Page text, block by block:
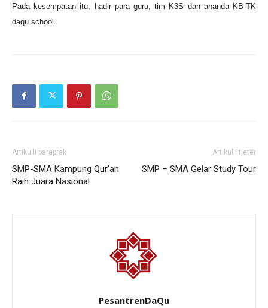
Pada kesempatan itu, hadir para guru, tim K3S dan ananda KB-TK
daqu school.
Artikulli paraprak
SMP-SMA Kampung Qur’an
Raih Juara Nasional
Artikulli tjetër
SMP – SMA Gelar Study Tour
PesantrenDaQu